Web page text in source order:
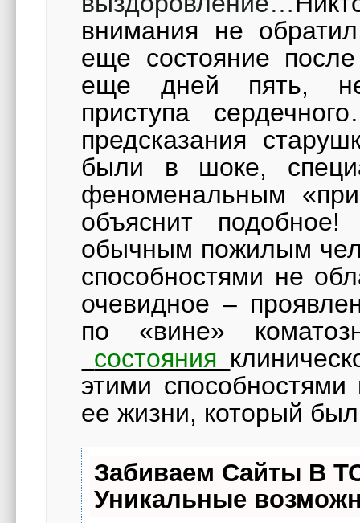
внимания не
еще состояние
еще дней пять,
приступа
предсказания
были в шоке,
феноменальным
объяснит
обычным пожилым
способностями не
очевидное –
по «вине»
состояния
этими способностями
ее жизни, который
Забиваем Сайты В
Уникальные